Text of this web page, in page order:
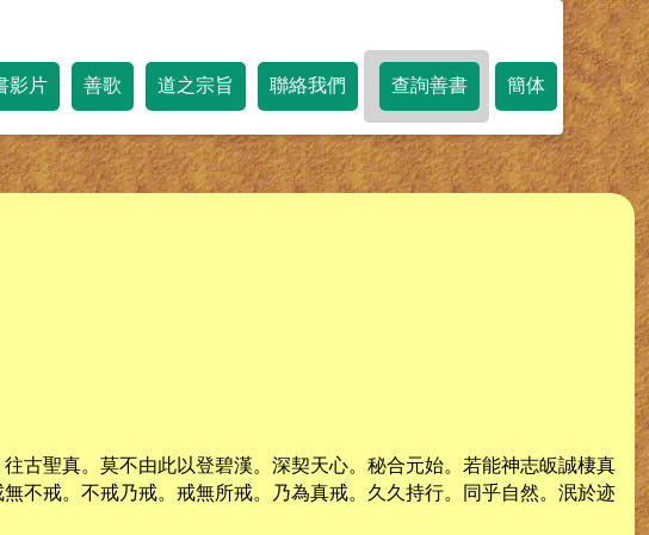
影片 善歌 道之宗旨 聯絡我們 查詢善書 簡体
古聖真。莫不由此以登碧漢。深契天心。秘合元始。若能神志皈誠棲真
不戒。不戒乃戒。戒無所戒。乃為真戒。久久持行。同乎自然。泯於迹